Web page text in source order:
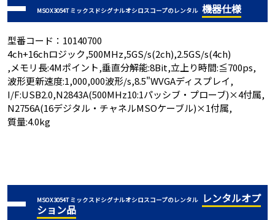
MSOX3054T ミックスドシグナルオシロスコープのレンタル 機器仕様
型番コード：10140700
4ch+16chロジック,500MHz,5GS/s(2ch),2.5GS/s(4ch)
,メモリ長:4Mポイント,垂直分解能:8Bit,立上り時間:≦700ps,
波形更新速度:1,000,000波形/s,8.5"WVGAディスプレイ,
I/F:USB2.0,N2843A(500MHz10:1パッシブ・プローブ)×4付属,
N2756A(16デジタル・チャネルMSOケーブル)×1付属,
質量:4.0kg
MSOX3054T ミックスドシグナルオシロスコープのレンタル レンタルオプ
ション品